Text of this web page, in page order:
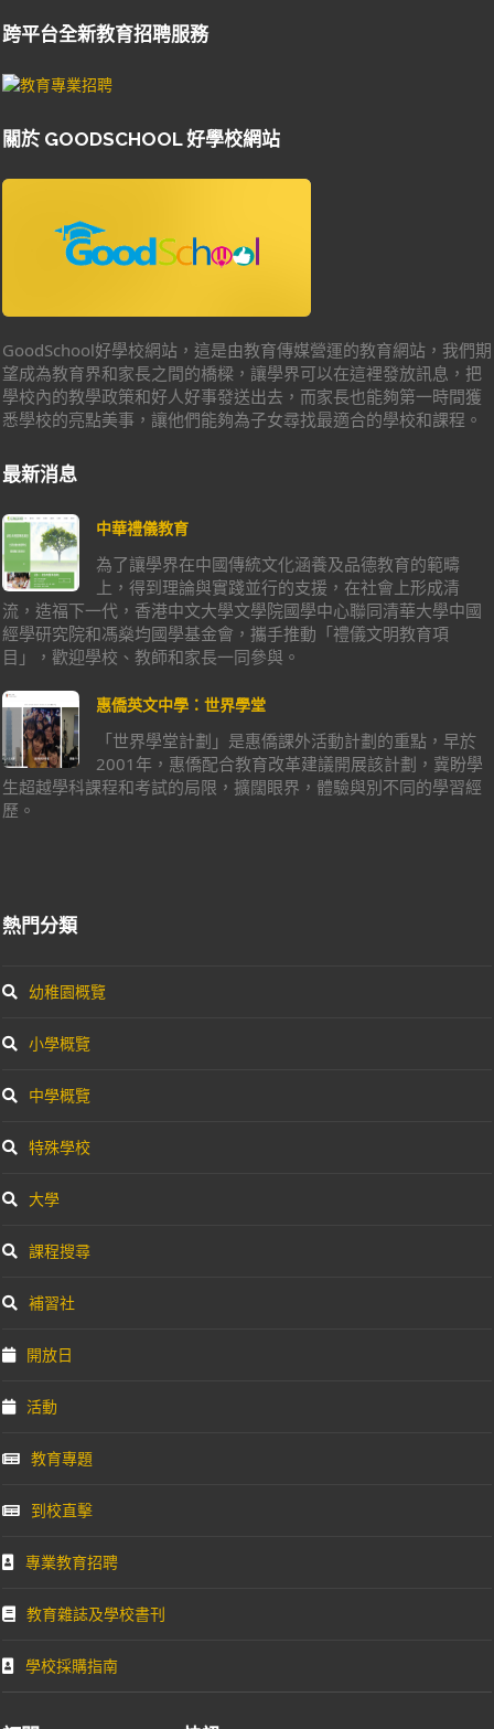
跨平台全新教育招聘服務
關於 GOODSCHOOL 好學校網站
GoodSchool好學校網站，這是由教育傳媒營運的教育網站，我們期
望成為教育界和家長之間的橋樑，讓學界可以在這裡發放訊息，把
學校內的教學政策和好人好事發送出去，而家長也能夠第一時間獲
悉學校的亮點美事，讓他們能夠為子女尋找最適合的學校和課程。
最新消息
中華禮儀教育
為了讓學界在中國傳統文化涵養及品德教育的範疇
上，得到理論與實踐並行的支援，在社會上形成清
流，造福下一代，香港中文大學文學院國學中心聯同清華大學中國
經學研究院和馮燊均國學基金會，攜手推動「禮儀文明教育項
目」，歡迎學校、教師和家長一同參與。
惠僑英文中學：世界學堂
「世界學堂計劃」是惠僑課外活動計劃的重點，早於
2001年，惠僑配合教育改革建議開展該計劃，冀盼學
生超越學科課程和考試的局限，擴闊眼界，體驗與別不同的學習經
歷。
熱門分類
幼稚園概覽
小學概覽
中學概覽
特殊學校
大學
課程搜尋
補習社
開放日
活動
教育專題
到校直擊
專業教育招聘
教育雜誌及學校書刊
學校採購指南